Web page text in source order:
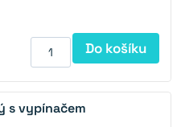
Do košíku
s vypínačem